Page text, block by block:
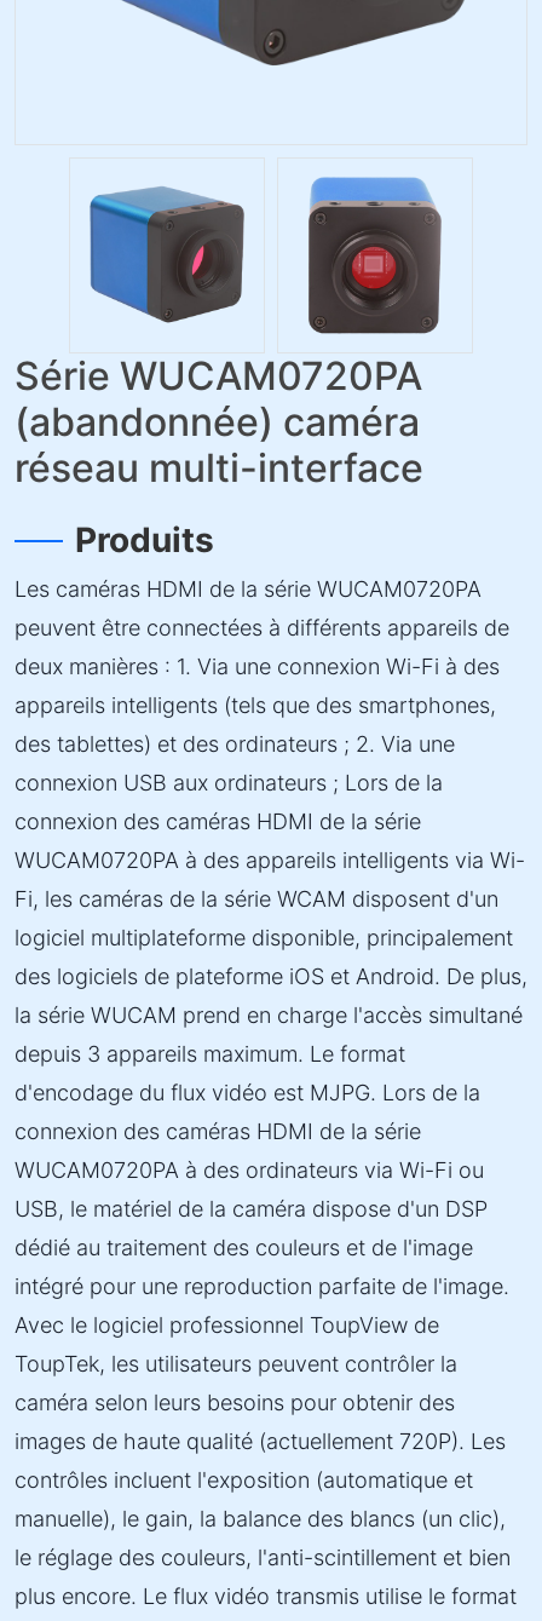
Série WUCAM0720PA
(abandonnée) caméra
réseau multi-interface
Produits
Les caméras HDMI de la série WUCAM0720PA
peuvent être connectées à différents appareils de
deux manières : 1. Via une connexion Wi-Fi à des
appareils intelligents (tels que des smartphones,
des tablettes) et des ordinateurs ; 2. Via une
connexion USB aux ordinateurs ; Lors de la
connexion des caméras HDMI de la série
WUCAM0720PA à des appareils intelligents via Wi-
Fi, les caméras de la série WCAM disposent d'un
logiciel multiplateforme disponible, principalement
des logiciels de plateforme iOS et Android. De plus,
la série WUCAM prend en charge l'accès simultané
depuis 3 appareils maximum. Le format
d'encodage du flux vidéo est MJPG. Lors de la
connexion des caméras HDMI de la série
WUCAM0720PA à des ordinateurs via Wi-Fi ou
USB, le matériel de la caméra dispose d'un DSP
dédié au traitement des couleurs et de l'image
intégré pour une reproduction parfaite de l'image.
Avec le logiciel professionnel ToupView de
ToupTek, les utilisateurs peuvent contrôler la
caméra selon leurs besoins pour obtenir des
images de haute qualité (actuellement 720P). Les
contrôles incluent l'exposition (automatique et
manuelle), le gain, la balance des blancs (un clic),
le réglage des couleurs, l'anti-scintillement et bien
plus encore. Le flux vidéo transmis utilise le format